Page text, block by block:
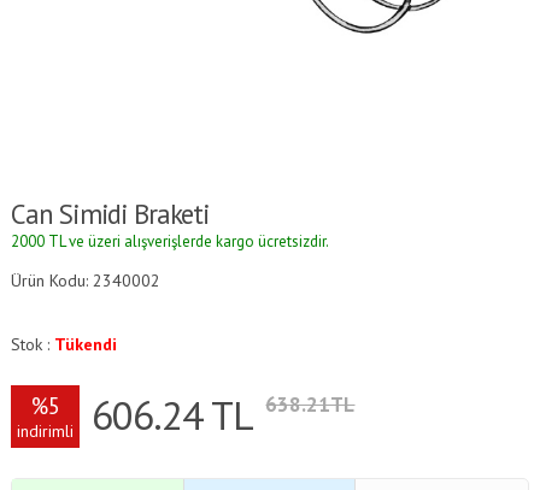
Can Simidi Braketi
2000 TL ve üzeri alışverişlerde kargo ücretsizdir.
Ürün Kodu: 2340002
Stok : Tükendi
%5
indirimli 606.24TL 638.21TL